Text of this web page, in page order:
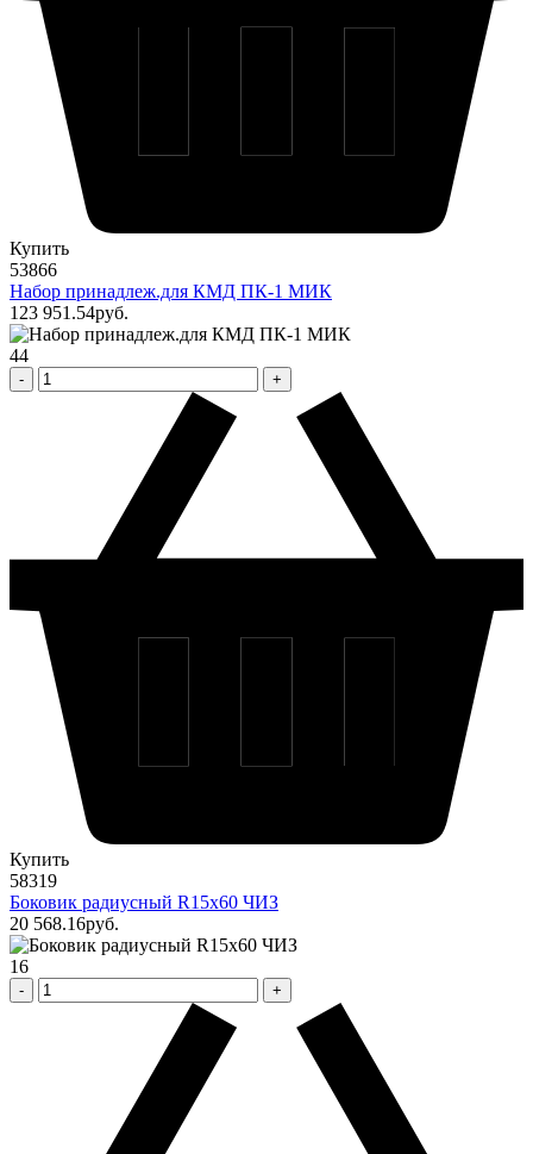
Купить
53866
Набор принадлеж.для КМД ПК-1 МИК
123 951.54pуб.
44
Купить
58319
Боковик радиусный R15х60 ЧИЗ
20 568.16pуб.
16